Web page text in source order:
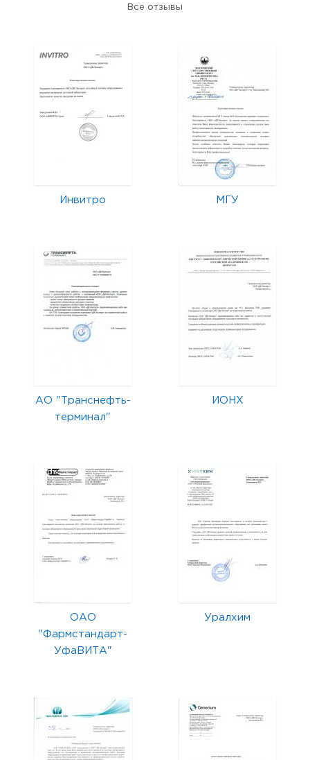
Все отзывы
Инвитро МГУ
АО "Транснефть-
терминал"
ИОНХ
ОАО
"Фармстандарт-
УфаВИТА"
Уралхим